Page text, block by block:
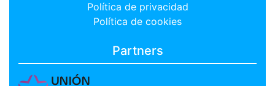
Política de privacidad
Política de cookies
Partners